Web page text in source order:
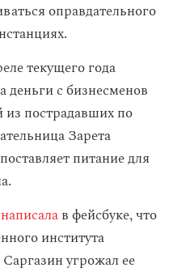
оправдательного
текущего года
деньги с бизнесменов
из пострадавших по
Зарета
питание для
написалав фейсбуке, что
института
угрожал ее